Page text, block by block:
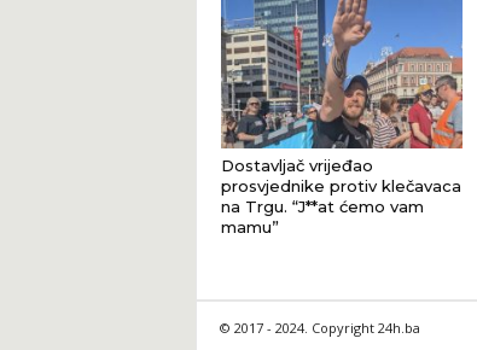
Dostavljač vrijeđao
prosvjednike protiv klečavaca
na Trgu. “J**at ćemo vam
mamu”
© 2017 - 2024. Copyright 24h.ba